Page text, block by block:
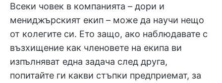
Всеки човек в компанията – дори и
мениджърският екип – може да научи нещо
от колегите си. Ето защо, ако наблюдавате с
възхищение как членовете на екипа ви
изпълняват една задача след друга,
попитайте ги какви стъпки предприемат, за